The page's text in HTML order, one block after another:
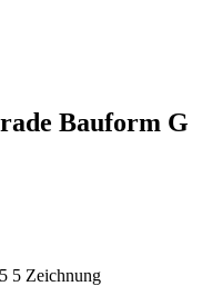
Bauform G